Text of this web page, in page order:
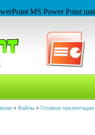
MS Power Point
» Файлы » Готовые